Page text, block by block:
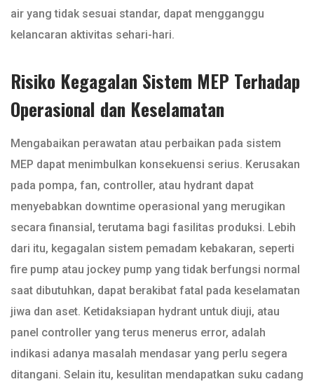
air yang tidak sesuai standar, dapat mengganggu
kelancaran aktivitas sehari-hari.
Risiko Kegagalan Sistem MEP Terhadap
Operasional dan Keselamatan
Mengabaikan perawatan atau perbaikan pada sistem
MEP dapat menimbulkan konsekuensi serius. Kerusakan
pada pompa, fan, controller, atau hydrant dapat
menyebabkan downtime operasional yang merugikan
secara finansial, terutama bagi fasilitas produksi. Lebih
dari itu, kegagalan sistem pemadam kebakaran, seperti
fire pump atau jockey pump yang tidak berfungsi normal
saat dibutuhkan, dapat berakibat fatal pada keselamatan
jiwa dan aset. Ketidaksiapan hydrant untuk diuji, atau
panel controller yang terus menerus error, adalah
indikasi adanya masalah mendasar yang perlu segera
ditangani. Selain itu, kesulitan mendapatkan suku cadang